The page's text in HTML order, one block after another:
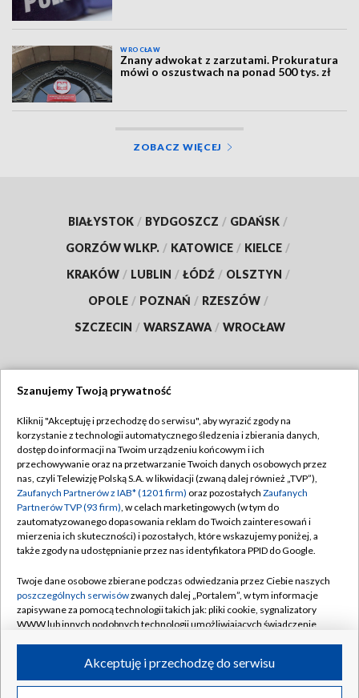
WROCŁAW
Znany adwokat z zarzutami. Prokuratura
mówi o oszustwach na ponad 500 tys. zł
ZOBACZ WIĘCEJ
BIAŁYSTOK / BYDGOSZCZ / GDAŃSK /
GORZÓW WLKP. / KATOWICE / KIELCE /
KRAKÓW / LUBLIN / ŁÓDŹ / OLSZTYN /
OPOLE / POZNAŃ / RZESZÓW /
SZCZECIN / WARSZAWA / WROCŁAW
TVP
Abonament TVP
Emisja w TVP
Centrum informacji TVP
Naziemna Telewizja Cyfrowa
Rada Programowa
System NOS
Informacje o nadawcy
Program dla prasy
Regulamin TVP
Polityka prywatności
Moje zgody
Pomoc
Kontakt
Kanały
©2026 Telewizja Polska S.A. w likwidacji
Szanujemy Twoją prywatność
Kliknij "Akceptuję i przechodzę do serwisu", aby wyrazić zgody na
korzystanie z technologii automatycznego śledzenia i zbierania danych,
dostęp do informacji na Twoim urządzeniu końcowym i ich
przechowywanie oraz na przetwarzanie Twoich danych osobowych przez
nas, czyli Telewizję Polską S.A. w likwidacji (zwaną dalej również „TVP”),
Zaufanych Partnerów z IAB* (1201 firm) oraz pozostałych Zaufanych
Partnerów TVP (93 firm), w celach marketingowych (w tym do
zautomatyzowanego dopasowania reklam do Twoich zainteresowań i
mierzenia ich skuteczności) i pozostałych, które wskazujemy poniżej, a
także zgody na udostępnianie przez nas identyfikatora PPID do Google.
Twoje dane osobowe zbierane podczas odwiedzania przez Ciebie naszych
poszczególnych serwisówzwanych dalej „Portalem”, w tym informacje
zapisywane za pomocą technologii takich jak: pliki cookie, sygnalizatory
WWW lub innych podobnych technologii umożliwiających świadczenie
ruchu w Internecie.Akceptuję i przechodzę do serwisu